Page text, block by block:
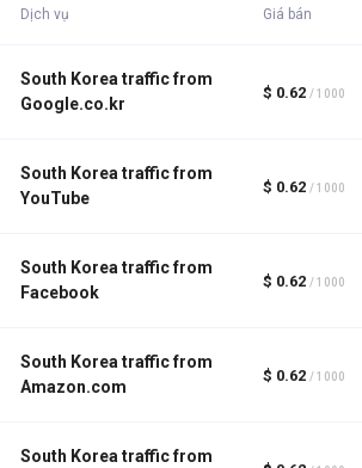
Dịch vụ Giá bán
South Korea traffic from
Google.co.kr
$ 0.62 / 1000
South Korea traffic from
YouTube
$ 0.62 / 1000
South Korea traffic from
Facebook
$ 0.62 / 1000
South Korea traffic from
Amazon.com
$ 0.62 / 1000
South Korea traffic from